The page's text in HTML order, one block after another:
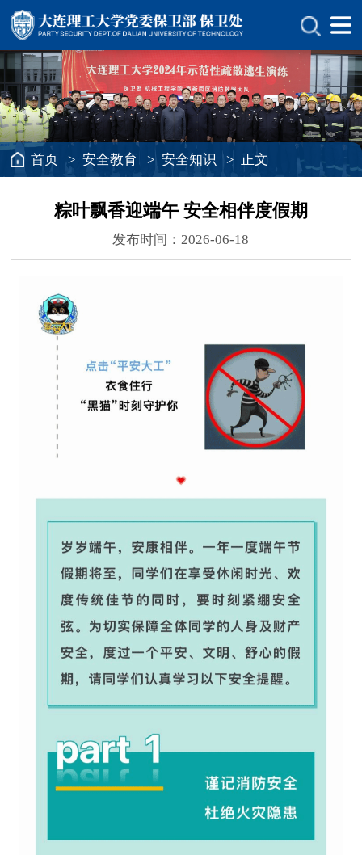
首页 >安全教育 >安全知识 > 正文
粽叶飘香迎端午 安全相伴度假期
发布时间：2026-06-18